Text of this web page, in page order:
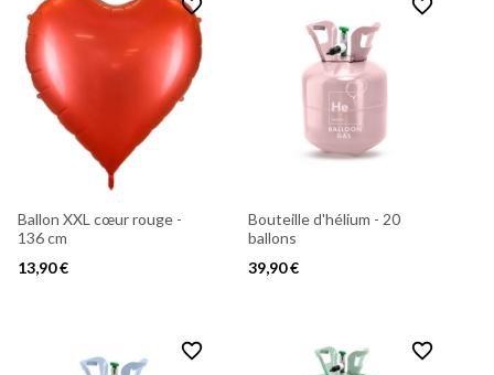
favorite_border
Ballon XXL cœur rouge -
136 cm
13,90 €
favorite_border
Bouteille d'hélium - 20
ballons
39,90 €
favorite_border favorite_border